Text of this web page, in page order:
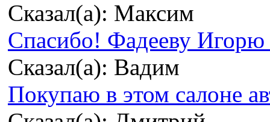
Сказал(а): Максим
Спасибо! Фадееву Игорю
Сказал(а): Вадим
Покупаю в этом салоне